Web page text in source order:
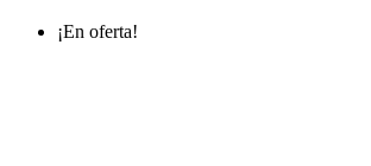
¡En oferta!